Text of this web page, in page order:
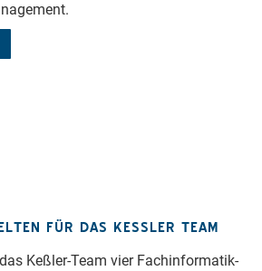
FÜR DAS KESSLER TEAM
Keßler-Team vier Fachinformatik-